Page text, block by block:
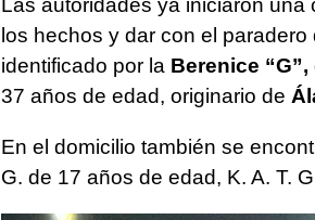
Las autoridades ya iniciaron
los hechos y dar con el
identificado por la Berenice
37 años de edad, originario de
En el domicilio también se
G. de 17 años de edad, K. A. T.